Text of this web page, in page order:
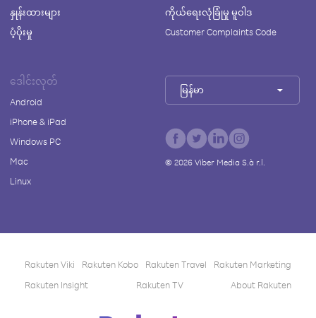
နှုန်းထားများ
ပံ့ပိုးမှု
ကိုယ်ရေးလုံခြုံမှု မူဝါဒ
Customer Complaints Code
ဒေါင်းလုတ်
Android
iPhone & iPad
Windows PC
Mac
Linux
မြန်မာ
© 2026Viber Media S.à r.l.
Rakuten Viki Rakuten Kobo Rakuten Travel
Rakuten Marketing
Rakuten Insight
Rakuten TV About Rakuten